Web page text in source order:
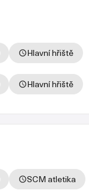
Hlavní hřiště
Hlavní hřiště
SCM atletika